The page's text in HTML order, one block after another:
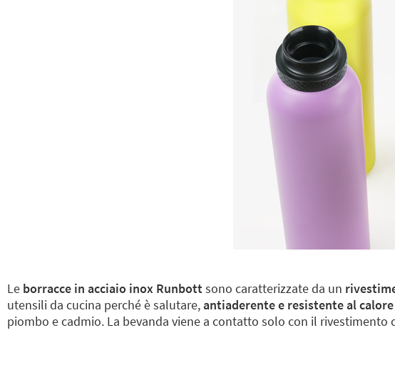
Le borracce in acciaio inox Runbottsono caratterizzate da un
utensili da cucina perché è salutare,antiaderente e resistente al
piombo e cadmio. La bevanda viene a contatto solo con il